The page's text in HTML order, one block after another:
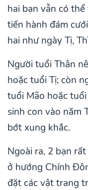
hai bạn vẫn có
tiến hành đám
hai như ngày Tị,
Người tuổi Thân
hoặc tuổi Tị; còn
tuổi Mão hoặc
sinh con vào năm
bớt xung khắc.
Ngoài ra, 2 bạn
ở hướng Chính
đặt các vật trang